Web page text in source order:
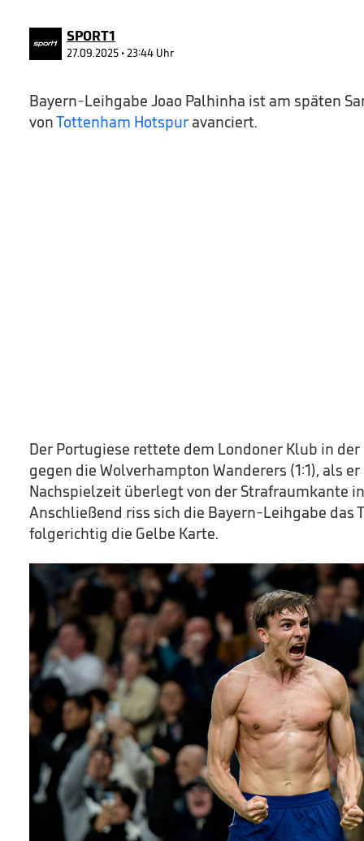
SPORT1
27.09.2025 • 23:44 Uhr
Bayern-Leihgabe Joao Palhinha ist am späten
vonTottenham Hotspur avanciert.
Der Portugiese rettete dem Londoner Klub in
gegen die Wolverhampton Wanderers (1:1), als
Nachspielzeit überlegt von der Strafraumkante
Anschließend riss sich die Bayern-Leihgabe das
folgerichtig die Gelbe Karte.